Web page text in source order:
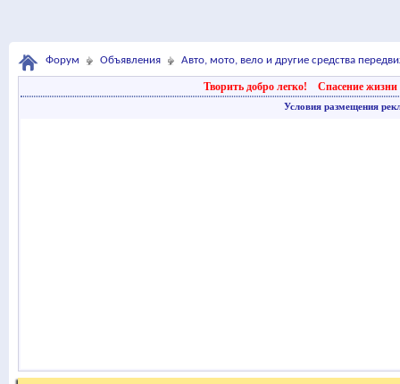
Форум Объявления Авто, мото, вело и другие средства
Творить добро легко! Спасение жизни
Условия размещения